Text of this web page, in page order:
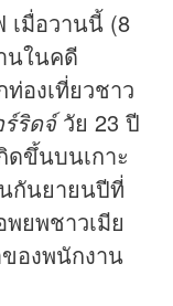
เมื่อวานนี้ (8
นในคดี
องเที่ยวชาว
ริดจ์วัย 23 ปี
ดขึ้นบนเกาะ
กันยายนปีที่
ยพชาวเมีย
องพนักงาน